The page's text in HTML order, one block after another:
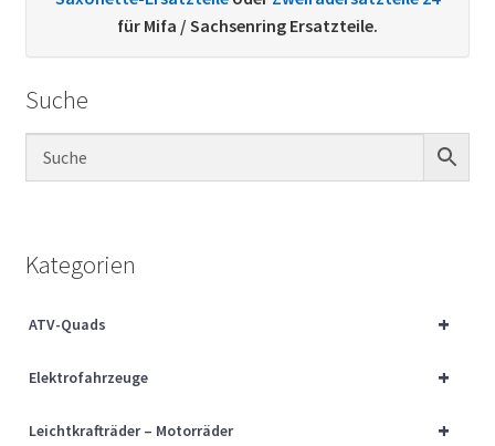
Kontakt
Sachs Ersatzteile
Über uns
für Mifa / Sachsenring Ersatzteile.
Suche
Kategorien
+
ATV-Quads
+
Elektrofahrzeuge
+
Leichtkrafträder – Motorräder